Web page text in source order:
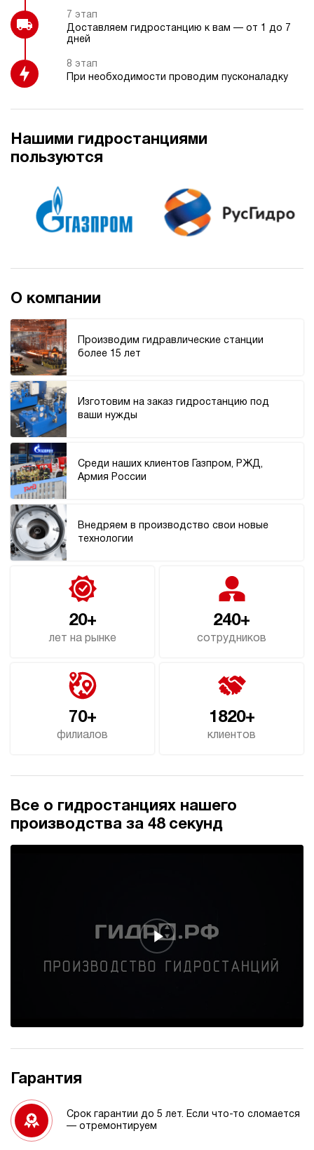
7 этап
Доставляем гидростанцию к вам — от 1 до 7
дней
8 этап
При необходимости проводим пусконаладку
Нашими гидростанциями
пользуются
О компании
Производим гидравлические станции
более 15 лет
Изготовим на заказ гидростанцию под
ваши нужды
Среди наших клиентов Газпром, РЖД,
Армия России
Внедряем в производство свои новые
технологии
20+
лет на рынке
240+
сотрудников
70+
филиалов
1820+
клиентов
Все о гидростанциях нашего
производства за 48 секунд
Гарантия
Срок гарантии до 5 лет. Если что-то сломается
— отремонтируем